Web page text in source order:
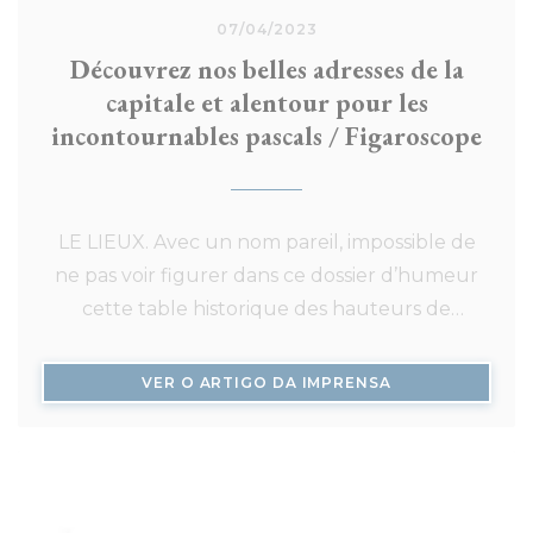
07/04/2023
Découvrez nos belles adresses de la
capitale et alentour pour les
incontournables pascals / Figaroscope
LE LIEUX. Avec un nom pareil, impossible de
ne pas voir figurer dans ce dossier d’humeur
cette table historique des hauteurs de
recommande de garder en mémoire pour les
belles soirées d’été où le barbecue fait des
VER O ARTIGO DA IMPRENSA((ABRE NUMA